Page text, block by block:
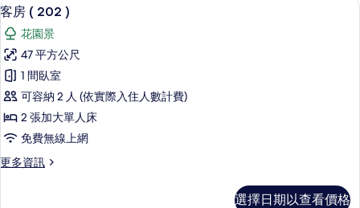
)
的
詳
情
示
客
房
202
)
的
所
6
客房 ( 202 )
花園景
47 平方公尺
1 間臥室
可容納 2 人 (依實際入住人數計費)
2 張加大單人床
免費無線上網
更多資訊
更
選擇日期以查看價格